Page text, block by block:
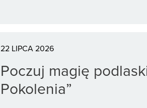
22 LIPCA 2026
Poczuj magię
Pokolenia”